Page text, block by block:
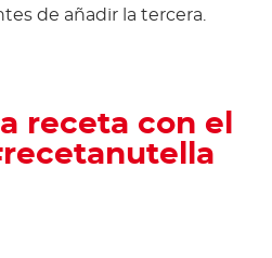
de añadir la tercera.
receta con el